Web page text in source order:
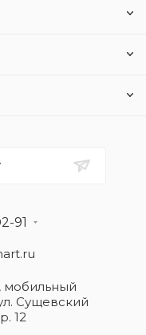
91
мобильный
Сущевский
12